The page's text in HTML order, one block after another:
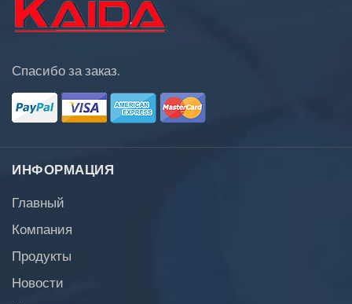
Спасибо за заказ.
ИНФОРМАЦИЯ
Главный
Компания
Продукты
Новости